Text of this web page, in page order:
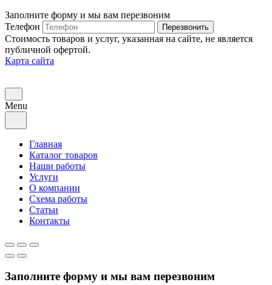
Заполните форму и мы вам перезвоним
Телефон
Перезвонить
Стоимость товаров и услуг, указанная на сайте, не является
публичной офертой.
Карта сайта
Menu
Главная
Каталог товаров
Наши работы
Услуги
О компании
Схема работы
Статьи
Контакты
Заполните форму и мы вам перезвоним